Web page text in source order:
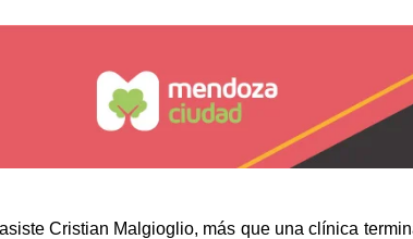
Cristian Malgioglio, más que una clínica